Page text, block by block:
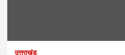
उत्तराखंड